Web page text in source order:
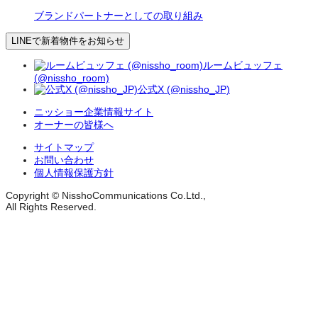
ブランドパートナーとしての取り組み
LINEで新着物件をお知らせ
ルームビュッフェ
(@nissho_room)
公式X (@nissho_JP)
ニッショー企業情報サイト
オーナーの皆様へ
サイトマップ
お問い合わせ
個人情報保護方針
Copyright © NisshoCommunications Co.Ltd.,
All Rights Reserved.